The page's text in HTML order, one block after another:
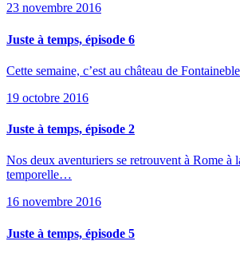
23 novembre 2016
Juste à temps, épisode 6
Cette semaine, c’est au château de
19 octobre 2016
Juste à temps, épisode 2
Nos deux aventuriers se retrouvent à Rome
temporelle…
16 novembre 2016
Juste à temps, épisode 5